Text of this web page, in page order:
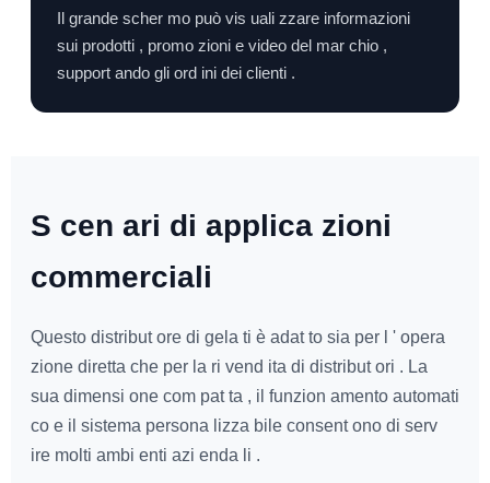
Il grande scher mo può vis uali zzare informazioni
sui prodotti , promo zioni e video del mar chio ,
support ando gli ord ini dei clienti .
S cen ari di applica zioni
commerciali
Questo distribut ore di gela ti è adat to sia per l ' opera
zione diretta che per la ri vend ita di distribut ori . La
sua dimensi one com pat ta , il funzion amento automati
co e il sistema persona lizza bile consent ono di serv
ire molti ambi enti azi enda li .